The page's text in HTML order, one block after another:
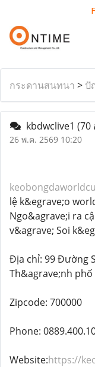
กระดานสนทนา > ปั
kbdwclive1 (70
26 พ.ค. 2569 10:20
lệ k&egrave;o
Ngo&agrave;i ra
v&agrave; Soi
Địa chỉ: 99 Đường
Th&agrave;nh
Zipcode: 700000
Phone:
Website:https://